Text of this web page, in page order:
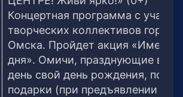
Концертная программа с
творческих коллективов города
Омска. Пройдет акция
дня». Омичи, празднующие в
день свой день рождения,
подарки (при предъявлении